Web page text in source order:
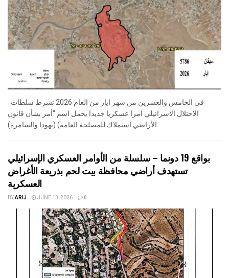
الاحتلال الاسرائيلي امرا عسكريا جديدا يحمل اسم "أمر بشأن قانون
بواقع 19 دونما – سلسلة من الأوامر العسكري الإسرائيلي
تستهدف أراضي محافظة بيت لحم بذريعة الأغراض
العسكرية
BYARIJ JUNE 13, 2026 0